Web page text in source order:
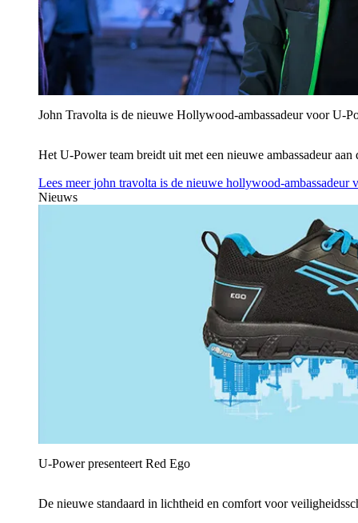
John Travolta is de nieuwe Hollywood-ambassadeur voor
Het U‑Power team breidt uit met een nieuwe ambassadeur
Lees meerjohn travolta is de nieuwe hollywood-ambassadeur
Nieuws
U‑Power presenteert Red Ego
De nieuwe standaard in lichtheid en comfort voor